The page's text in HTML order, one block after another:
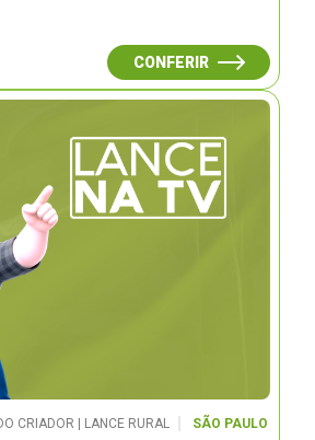
CONFERIR
CRIADOR | LANCE RURAL
SÃO PAULO